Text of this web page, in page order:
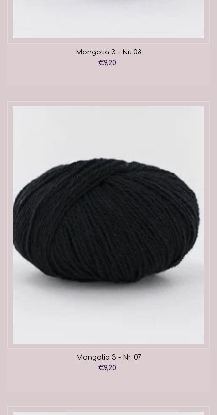
Mongolia 3 - Nr. 08
€9,20
Mongolia 3 - Nr. 07
€9,20